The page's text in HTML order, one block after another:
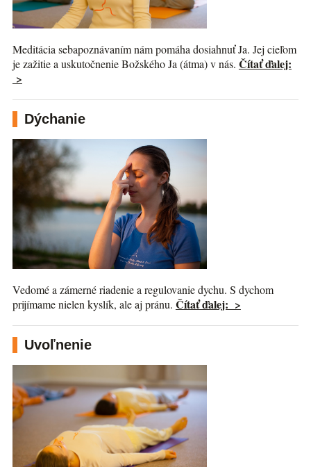
Meditácia sebapoznávaním nám pomáha dosiahnuť Ja. Jej cieľom
je zažitie a uskutočnenie Božského Ja (átma) v nás. Čítať ďalej:
>
Dýchanie
Vedomé a zámerné riadenie a regulovanie dychu. S dychom
prijímame nielen kyslík, ale aj pránu. Čítať ďalej: >
Uvoľnenie